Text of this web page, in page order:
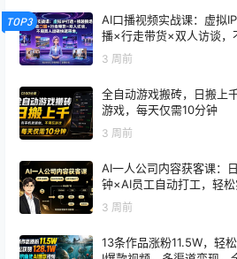
TOP3
AI口播视频实战课：虚拟
播×行走带货×双人访谈，
3 周前
全自动游戏搬砖，日搬上
游戏，每天仅需10分钟
3 周前
AI一人公司内容获客课：
钟×AI员工自动打工，轻
3 周前
13条作品涨粉11.5W，轻